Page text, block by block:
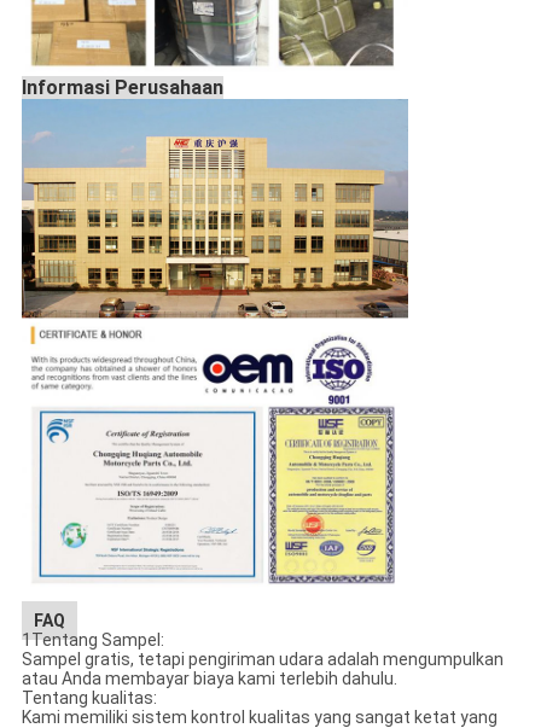
Informasi Perusahaan
FAQ
1Tentang Sampel:
Sampel gratis, tetapi pengiriman udara adalah mengumpulkan
atau Anda membayar biaya kami terlebih dahulu.
Tentang kualitas:
Kami memiliki sistem kontrol kualitas yang sangat ketat yang